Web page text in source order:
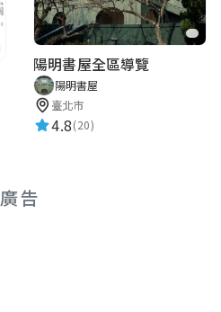
陽明書屋全區導覽
陽明書屋
臺北市
4.8(20)
廣告